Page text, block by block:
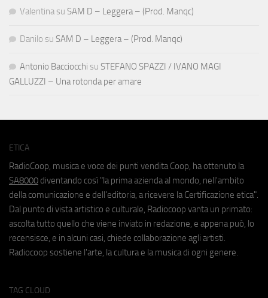
Valentina su SAM D – Leggera – (Prod. Manqc)
Danilo su SAM D – Leggera – (Prod. Manqc)
Antonio Bacciocchi su STEFANO SPAZZI / IVANO MAGI
GALLUZZI – Una rotonda per amare
ETICA
RadioCoop, musica e voce dei punti vendita Coop, ha ottenuto la
SA8000 diventando così "la prima azienda al mondo, nell'ambito
della comunicazione e dell'editoria, a ricevere la Certificazione etica".
Dal punto di vista artistico e culturale, Radiocoop vanta un primato:
ascolta tutto quello che viene inviato in redazione, e appena può, lo
recensisce, e in alcuni casi, chiede collaborazione agli artisti.
Radiocoop sostiene l'arte, la cultura e la musica di ogni genere.
TAG CLOUD